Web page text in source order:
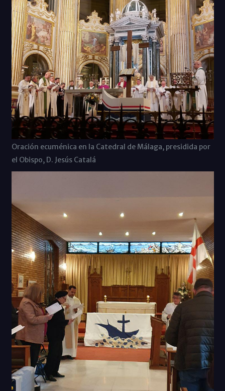
Oración ecuménica en la Catedral de Málaga, presidida por
el Obispo, D. Jesús Catalá